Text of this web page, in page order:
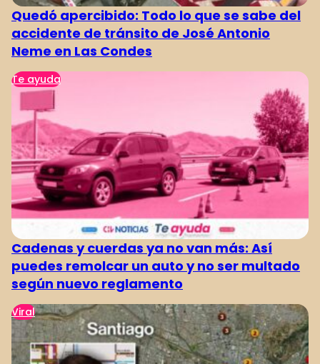
Quedó apercibido: Todo lo que se sabe del
accidente de tránsito de José Antonio
Neme en Las Condes
Te ayuda
Cadenas y cuerdas ya no van más: Así
puedes remolcar un auto y no ser multado
según nuevo reglamento
Viral